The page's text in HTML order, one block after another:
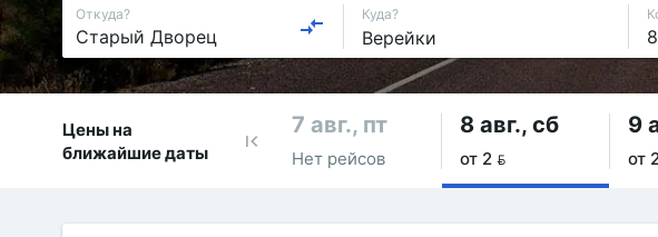
Откуда? Куда?
Цены на
ближайшие даты
7 авг., пт
Нет рейсов
8 авг., сб
от 2 
9
от